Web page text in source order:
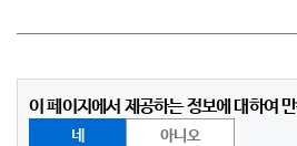
이 페이지에서 제공하는 정보에 대하여
네 아니오